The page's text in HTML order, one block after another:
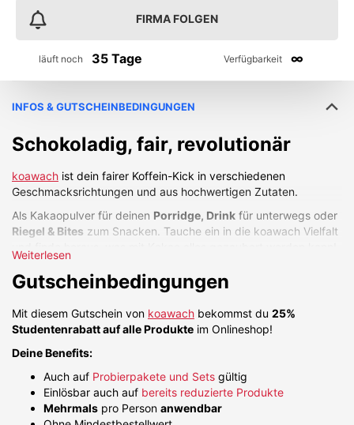
FIRMA FOLGEN
läuft noch 35 Tage Verfügbarkeit ∞
INFOS & GUTSCHEINBEDINGUNGEN
Schokoladig, fair, revolutionär
koawach ist dein fairer Koffein-Kick in verschiedenen
Geschmacksrichtungen und aus hochwertigen Zutaten.
Als Kakaopulver für deinen Porridge, Drink für unterwegs oder
Riegel & Bites zum Snacken. Tauche ein in die koawach Vielfalt
koawach enthält bis zu 30mg Koffein pro 100ml zubereiteten
Getränk oder bis zu 60mg Koffein pro Portion bei den Bites &
sorgt definitiv für die nötige Energie!
Koffein aus natürlichem Guaraná
Produkte mit weniger oder keinem Zuckerzusatz
zahlreiche Auswahl an veganen Produkten
Weiterlesen
Gutscheinbedingungen
Mit diesem Gutschein von koawach bekommst du 25%
Studentenrabatt auf alle Produkte im Onlineshop!
Deine Benefits:
Auch auf Probierpakete und Sets gültig
Einlösbar auch auf bereits reduzierte Produkte
Mehrmals pro Person anwendbar